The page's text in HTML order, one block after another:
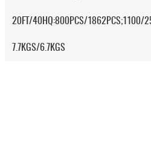
20FT/40HQ:800PCS/1862PCS;1100/
7.7KGS/6.7KGS